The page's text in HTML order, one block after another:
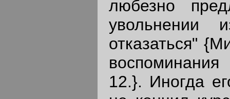
любезно
отказаться"
12.}. Иногда